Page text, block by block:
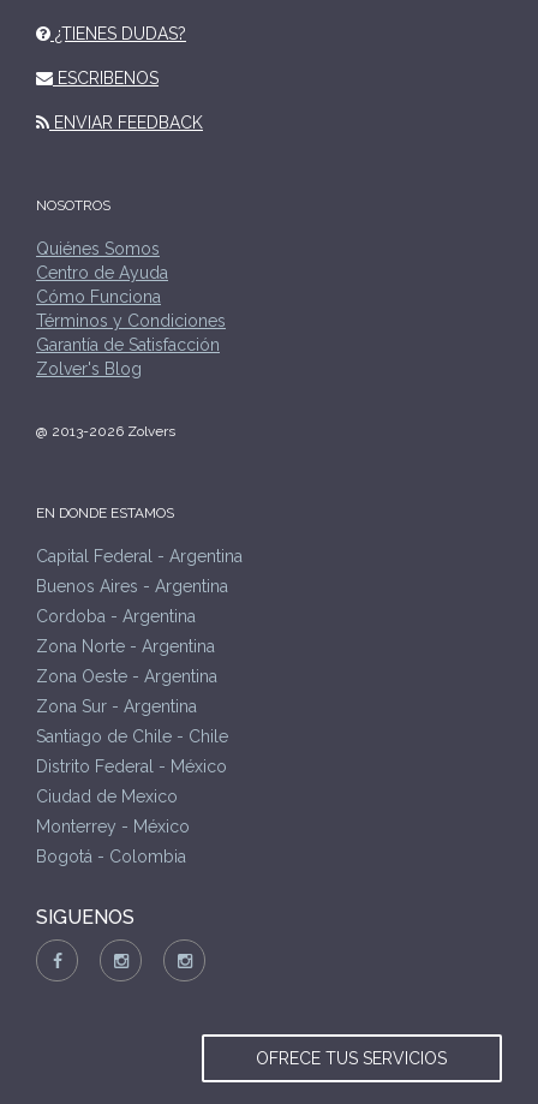
¿TIENES DUDAS?
ESCRIBENOS
ENVIAR FEEDBACK
NOSOTROS
Quiénes Somos
Centro de Ayuda
Cómo Funciona
Términos y Condiciones
Garantía de Satisfacción
Zolver's Blog
@ 2013-2026 Zolvers
EN DONDE ESTAMOS
Capital Federal - Argentina
Buenos Aires - Argentina
Cordoba - Argentina
Zona Norte - Argentina
Zona Oeste - Argentina
Zona Sur - Argentina
Santiago de Chile - Chile
Distrito Federal - México
Ciudad de Mexico
Monterrey - México
Bogotá - Colombia
SIGUENOS
OFRECE TUS SERVICIOS